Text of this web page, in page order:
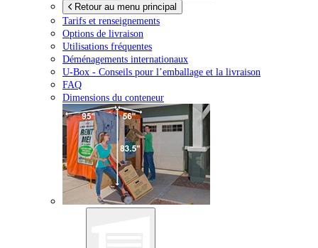
Retour au menu principal
Tarifs et renseignements
Options de livraison
Utilisations fréquentes
Déménagements internationaux
U-Box - Conseils pour l’emballage et la livraison
FAQ
Dimensions du conteneur